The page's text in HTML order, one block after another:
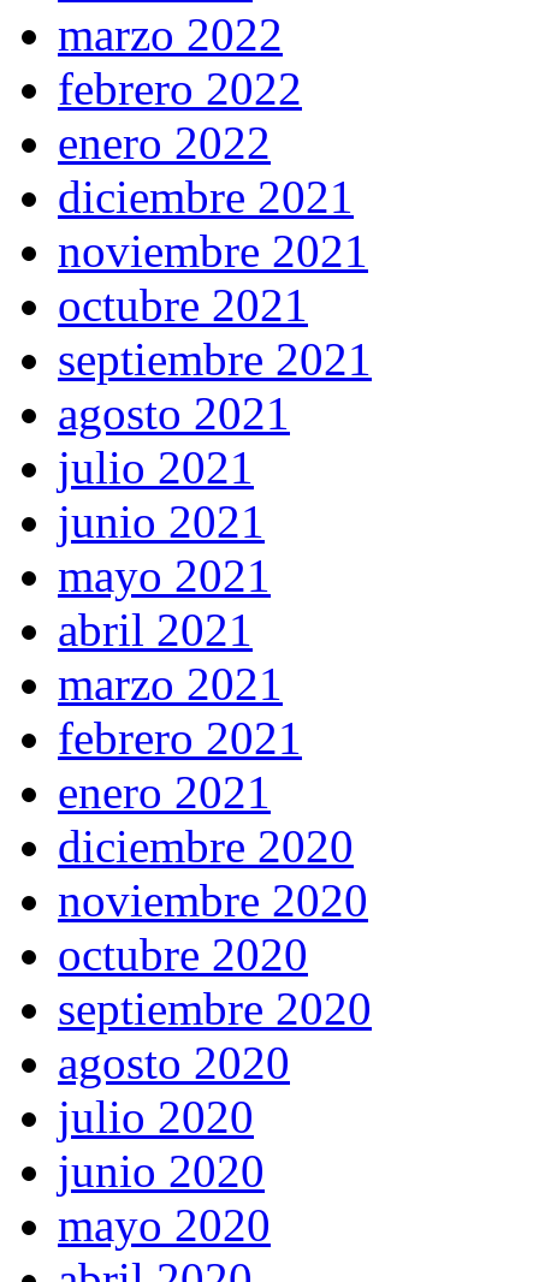
marzo 2022
febrero 2022
enero 2022
diciembre 2021
noviembre 2021
octubre 2021
septiembre 2021
agosto 2021
julio 2021
junio 2021
mayo 2021
abril 2021
marzo 2021
febrero 2021
enero 2021
diciembre 2020
noviembre 2020
octubre 2020
septiembre 2020
agosto 2020
julio 2020
junio 2020
mayo 2020